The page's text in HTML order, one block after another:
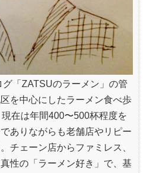
「ZATSUのラーメン」の管
を中心にしたラーメン食べ歩
在は年間400〜500杯程度を
ありながらも老舗店やリピー
チェーン店からファミレス、
性の「ラーメン好き」で、基